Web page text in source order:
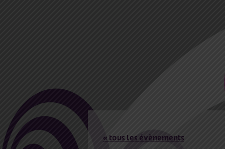
« tous les évènements